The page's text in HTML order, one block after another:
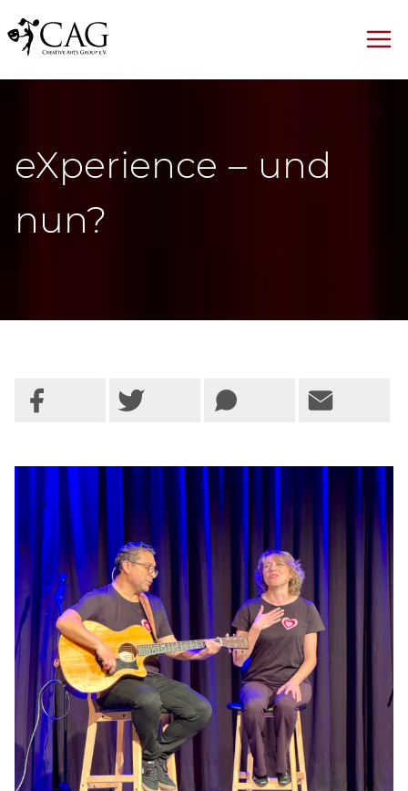
eXperience – und
nun?